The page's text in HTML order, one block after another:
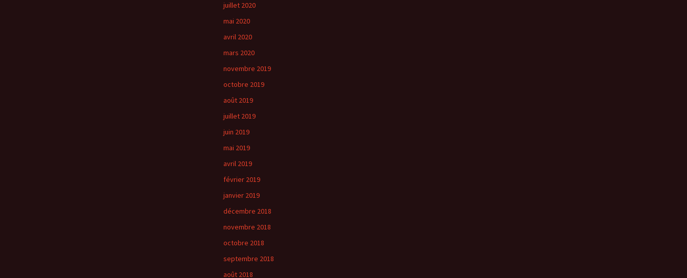
juillet 2020
mai 2020
avril 2020
mars 2020
novembre 2019
octobre 2019
août 2019
juillet 2019
juin 2019
mai 2019
avril 2019
février 2019
janvier 2019
décembre 2018
novembre 2018
octobre 2018
septembre 2018
août 2018